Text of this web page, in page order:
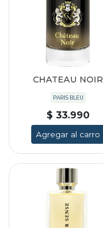
CHATEAU NOIR
PARIS BLEU
$ 33.990
Agregar al carro